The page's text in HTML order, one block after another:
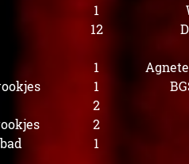
1
12
1
1
2
2
1